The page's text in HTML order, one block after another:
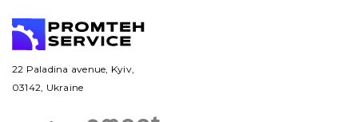
Drilling equipment
Road milling machines
22 Paladina avenue, Kyiv,
03142, Ukraine